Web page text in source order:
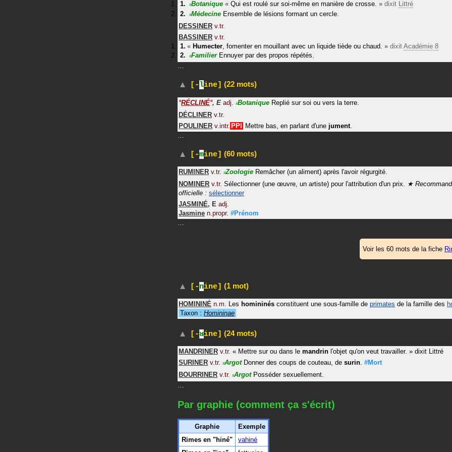
#Botanique « Qui est roulé sur soi-même en manière de crosse. » dixit Littré
#Médecine Ensemble de lésions formant un cercle.
DESSINER v.tr.
BASSINER v.tr.
« Humecter, fomenter en mouillant avec un liquide tiède ou chaud. » dixit Académie 8
#Familier Ennuyer par des propos répétés.
…
[-line] (22 mots)
°RÉCLINÉ°, E adj. #Botanique Replié sur soi ou vers la terre.
DÉCLINER v.tr.
POULINER v.intr. PPI Mettre bas, en parlant d'une jument
[-mine] (60 mots)
RUMINER v.tr. #Zoologie Remâcher (un aliment) après l'avoir régurgité.
NOMINER v.tr. Sélectionner (une œuvre, un artiste) pour l'attribution d'un prix.
officielle : sélectionner
JASMINÉ, E adj.
Jasmine n.propr. #Prénom
Voir les 60 mots de la fiche
[-nine] (1 mot)
HOMININÉ n.m. Les homininés constituent une sous-famille de primates de la famille des
Taxon : Homininae
[-ʁine] (24 mots)
MANDRINER v.tr. « Mettre sur ou dans le mandrin l'objet qu'on veut travailler. » dixit Littré
SURINER v.tr. #Argot Donner des coups de couteau, de surin. #Mort
BOURRINER v.tr. #Argot Posséder sexuellement.
…
Par graphie (comment ça s'écrit)
Graphie
Exemple
Rimes en "hiné"
vahiné